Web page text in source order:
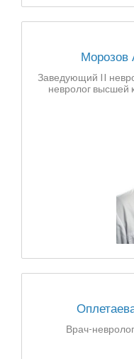
Морозов
Заведующий II
невролог высшей
Врач-